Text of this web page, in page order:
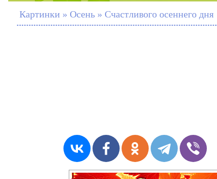
Картинки » Осень » Счастливого осеннего дня